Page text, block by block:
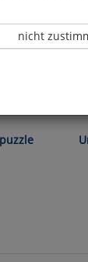
nicht
ablehnen,
Bitte